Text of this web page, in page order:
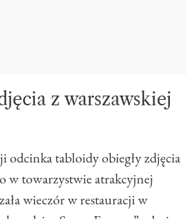
z warszawskiej
odcinka tabloidy obiegły zdjęcia
w towarzystwie atrakcyjnej
wieczór w restauracji w